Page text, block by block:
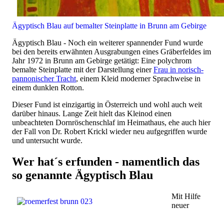
Ägyptisch Blau auf bemalter Steinplatte in Brunn am Gebirge
Ägyptisch Blau - Noch ein weiterer spannender Fund wurde
bei den bereits erwähnten Ausgrabungen eines Gräberfeldes im
Jahr 1972 in Brunn am Gebirge getätigt: Eine polychrom
bemalte Steinplatte mit der Darstellung einerFrau in norisch-
pannonischer Tracht, einem Kleid moderner Sprachweise in
einem dunklen Rotton.
Dieser Fund ist einzigartig in Österreich und wohl auch weit
darüber hinaus. Lange Zeit hielt das Kleinod einen
unbeachteten Dornröschenschlaf im Heimathaus, ehe auch hier
der Fall von Dr. Robert Krickl wieder neu aufgegriffen wurde
und untersucht wurde.
Wer hat´s erfunden - namentlich das
so genannte Ägyptisch Blau
Mit Hilfe
neuer